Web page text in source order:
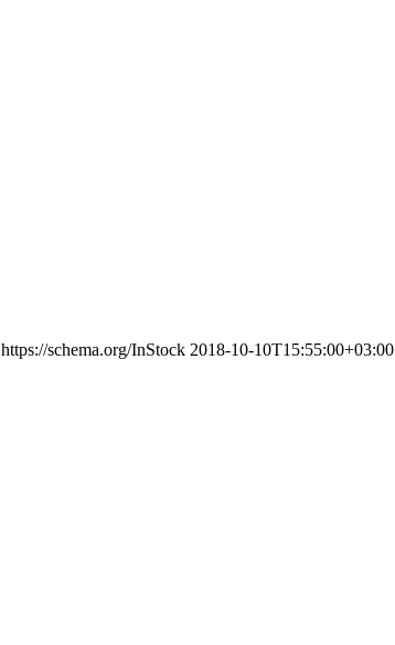
https://schema.org/InStock 2018-10-10T15:55:00+03:00